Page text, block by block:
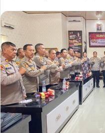
email